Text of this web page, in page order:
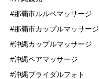
#那覇市ルルベマッサージ
#那覇市カップルマッサージ
#沖縄カップルマッサージ
#沖縄ペアマッサージ
#沖縄ブライダルフォト